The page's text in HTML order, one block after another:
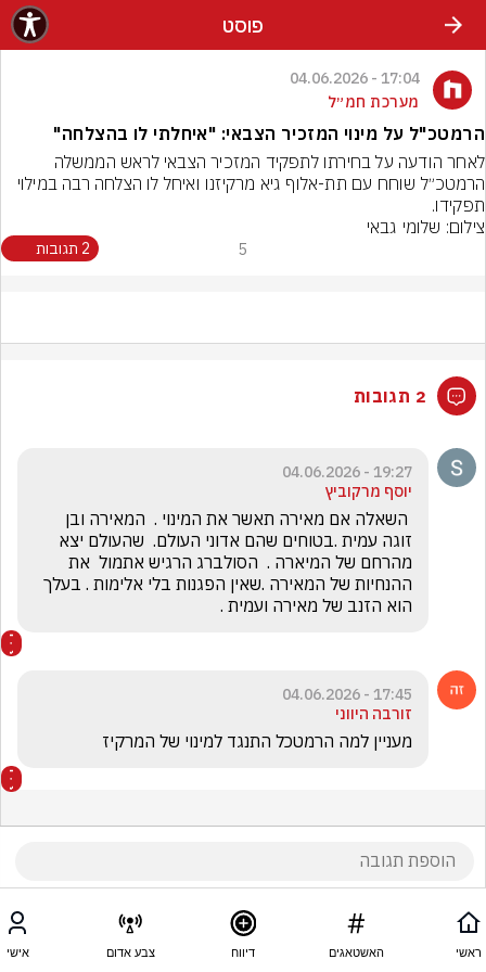
פוסט
17:04 - 04.06.2026
מערכת חמ״ל
הרמטכ"ל על מינוי המזכיר הצבאי: "איחלתי לו בהצלחה"
תפקידו.
צילום: שלומי גבאי
5 2 תגובות
2 תגובות
19:27 - 04.06.2026
יוסף מרקוביץ
הוא הזנב של מאירה ועמית .
17:45 - 04.06.2026
זורבה היווני
מעניין למה הרמטכל התנגד למינוי של המרקיז
ראשי האשטאגים דיווח צבע אדום אישי